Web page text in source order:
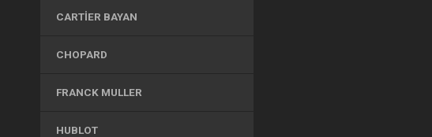
CARTIER BAYAN
CHOPARD
FRANCK MULLER
HUBLOT